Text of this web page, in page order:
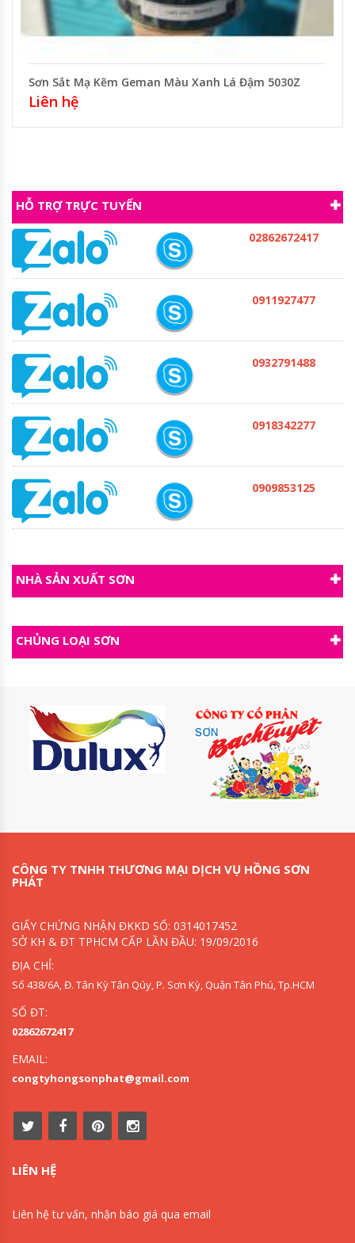
Sơn Sắt Mạ Kẽm Geman Màu Xanh Lá Đậm 5030Z
Liên hệ
HỖ TRỢ TRỰC TUYẾN
02862672417
0911927477
0932791488
0918342277
0909853125
NHÀ SẢN XUẤT SƠN
CHỦNG LOẠI SƠN
CÔNG TY TNHH THƯƠNG MẠI DỊCH VỤ HỒNG SƠN
PHÁT
GIẤY CHỨNG NHẬN ĐKKD SỐ: 0314017452
SỞ KH & ĐT TPHCM CẤP LẦN ĐẦU: 19/09/2016
ĐỊA CHỈ:
Số 438/6A, Đ. Tân Kỳ Tân Qúy, P. Sơn Kỳ, Quận Tân Phú, Tp.HCM
SỐ ĐT:
02862672417
EMAIL:
congtyhongsonphat@gmail.com
LIÊN HỆ
Liên hệ tư vấn, nhận báo giá qua email